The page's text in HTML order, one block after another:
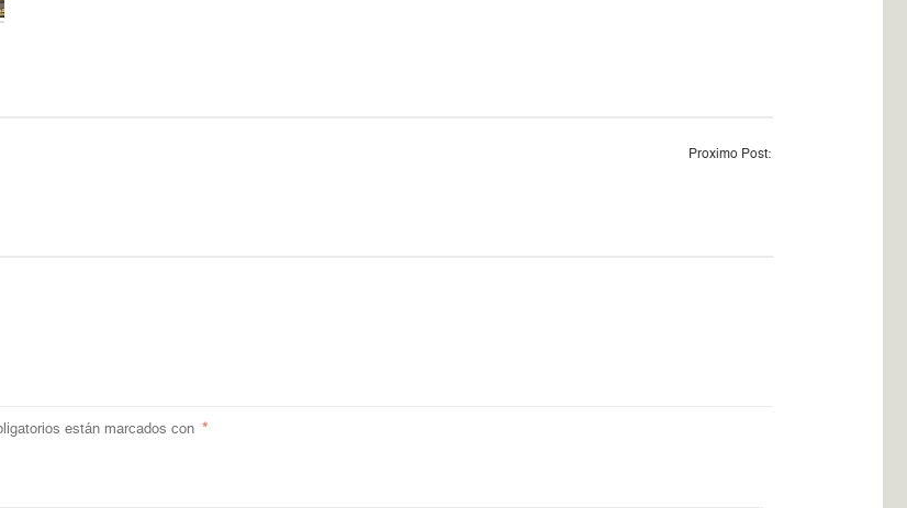
Proximo Post:
están marcados con *